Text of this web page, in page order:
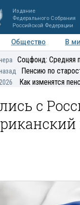
Издание
Федерального Собрания
Российской Федерации
Общество В
Регионы
Соцфонд: Средняя
Пенсию по
Как изменятся
с